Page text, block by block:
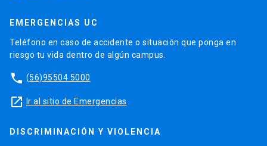
EMERGENCIAS UC
Teléfono en caso de accidente o situación que ponga en
riesgo tu vida dentro de algún campus.
phone (56)95504 5000
launch Ir al sitio de Emergencias
DISCRIMINACIÓN Y VIOLENCIA